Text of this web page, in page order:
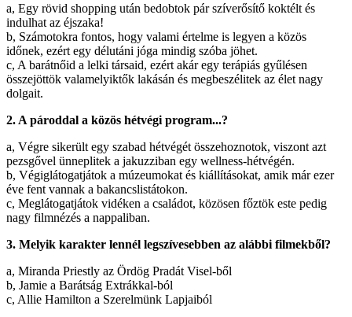
a, Egy rövid shopping után bedobtok pár szíverősítő koktélt és
indulhat az éjszaka!
b, Számotokra fontos, hogy valami értelme is legyen a közös
időnek, ezért egy délutáni jóga mindig szóba jöhet.
c, A barátnőid a lelki társaid, ezért akár egy terápiás gyűlésen
összejöttök valamelyiktők lakásán és megbeszélitek az élet nagy
dolgait.
2. A pároddal a közös hétvégi program...?
a, Végre sikerült egy szabad hétvégét összehoznotok, viszont azt
pezsgővel ünneplitek a jakuzziban egy wellness-hétvégén.
b, Végiglátogatjátok a múzeumokat és kiállításokat, amik már ezer
éve fent vannak a bakancslistátokon.
c, Meglátogatjátok vidéken a családot, közösen főztök este pedig
nagy filmnézés a nappaliban.
3. Melyik karakter lennél legszívesebben az alábbi filmekből?
a, Miranda Priestly az Ördög Pradát Visel-ből
b, Jamie a Barátság Extrákkal-ból
c, Allie Hamilton a Szerelmünk Lapjaiból